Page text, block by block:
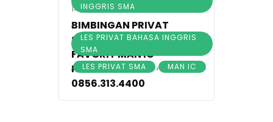
INGGRIS SMA
,
LES PRIVAT BAHASA INGGRIS
SMA
, LES PRIVAT SMA , MAN IC
14/02/2020
BIMBINGAN PRIVAT
SEKOLAH SMA / MA
FAVORIT MAN IC
PASURUAN –
0856.313.4400